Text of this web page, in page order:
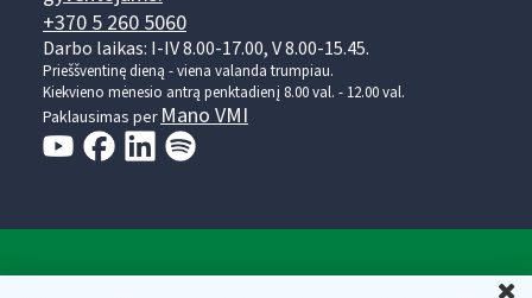
+370 5 260 5060
Darbo laikas: I-IV 8.00-17.00, V 8.00-15.45.
Prieššventinę dieną - viena valanda trumpiau.
Kiekvieno mėnesio antrą penktadienį 8.00 val. - 12.00 val.
Paklausimas per Mano VMI